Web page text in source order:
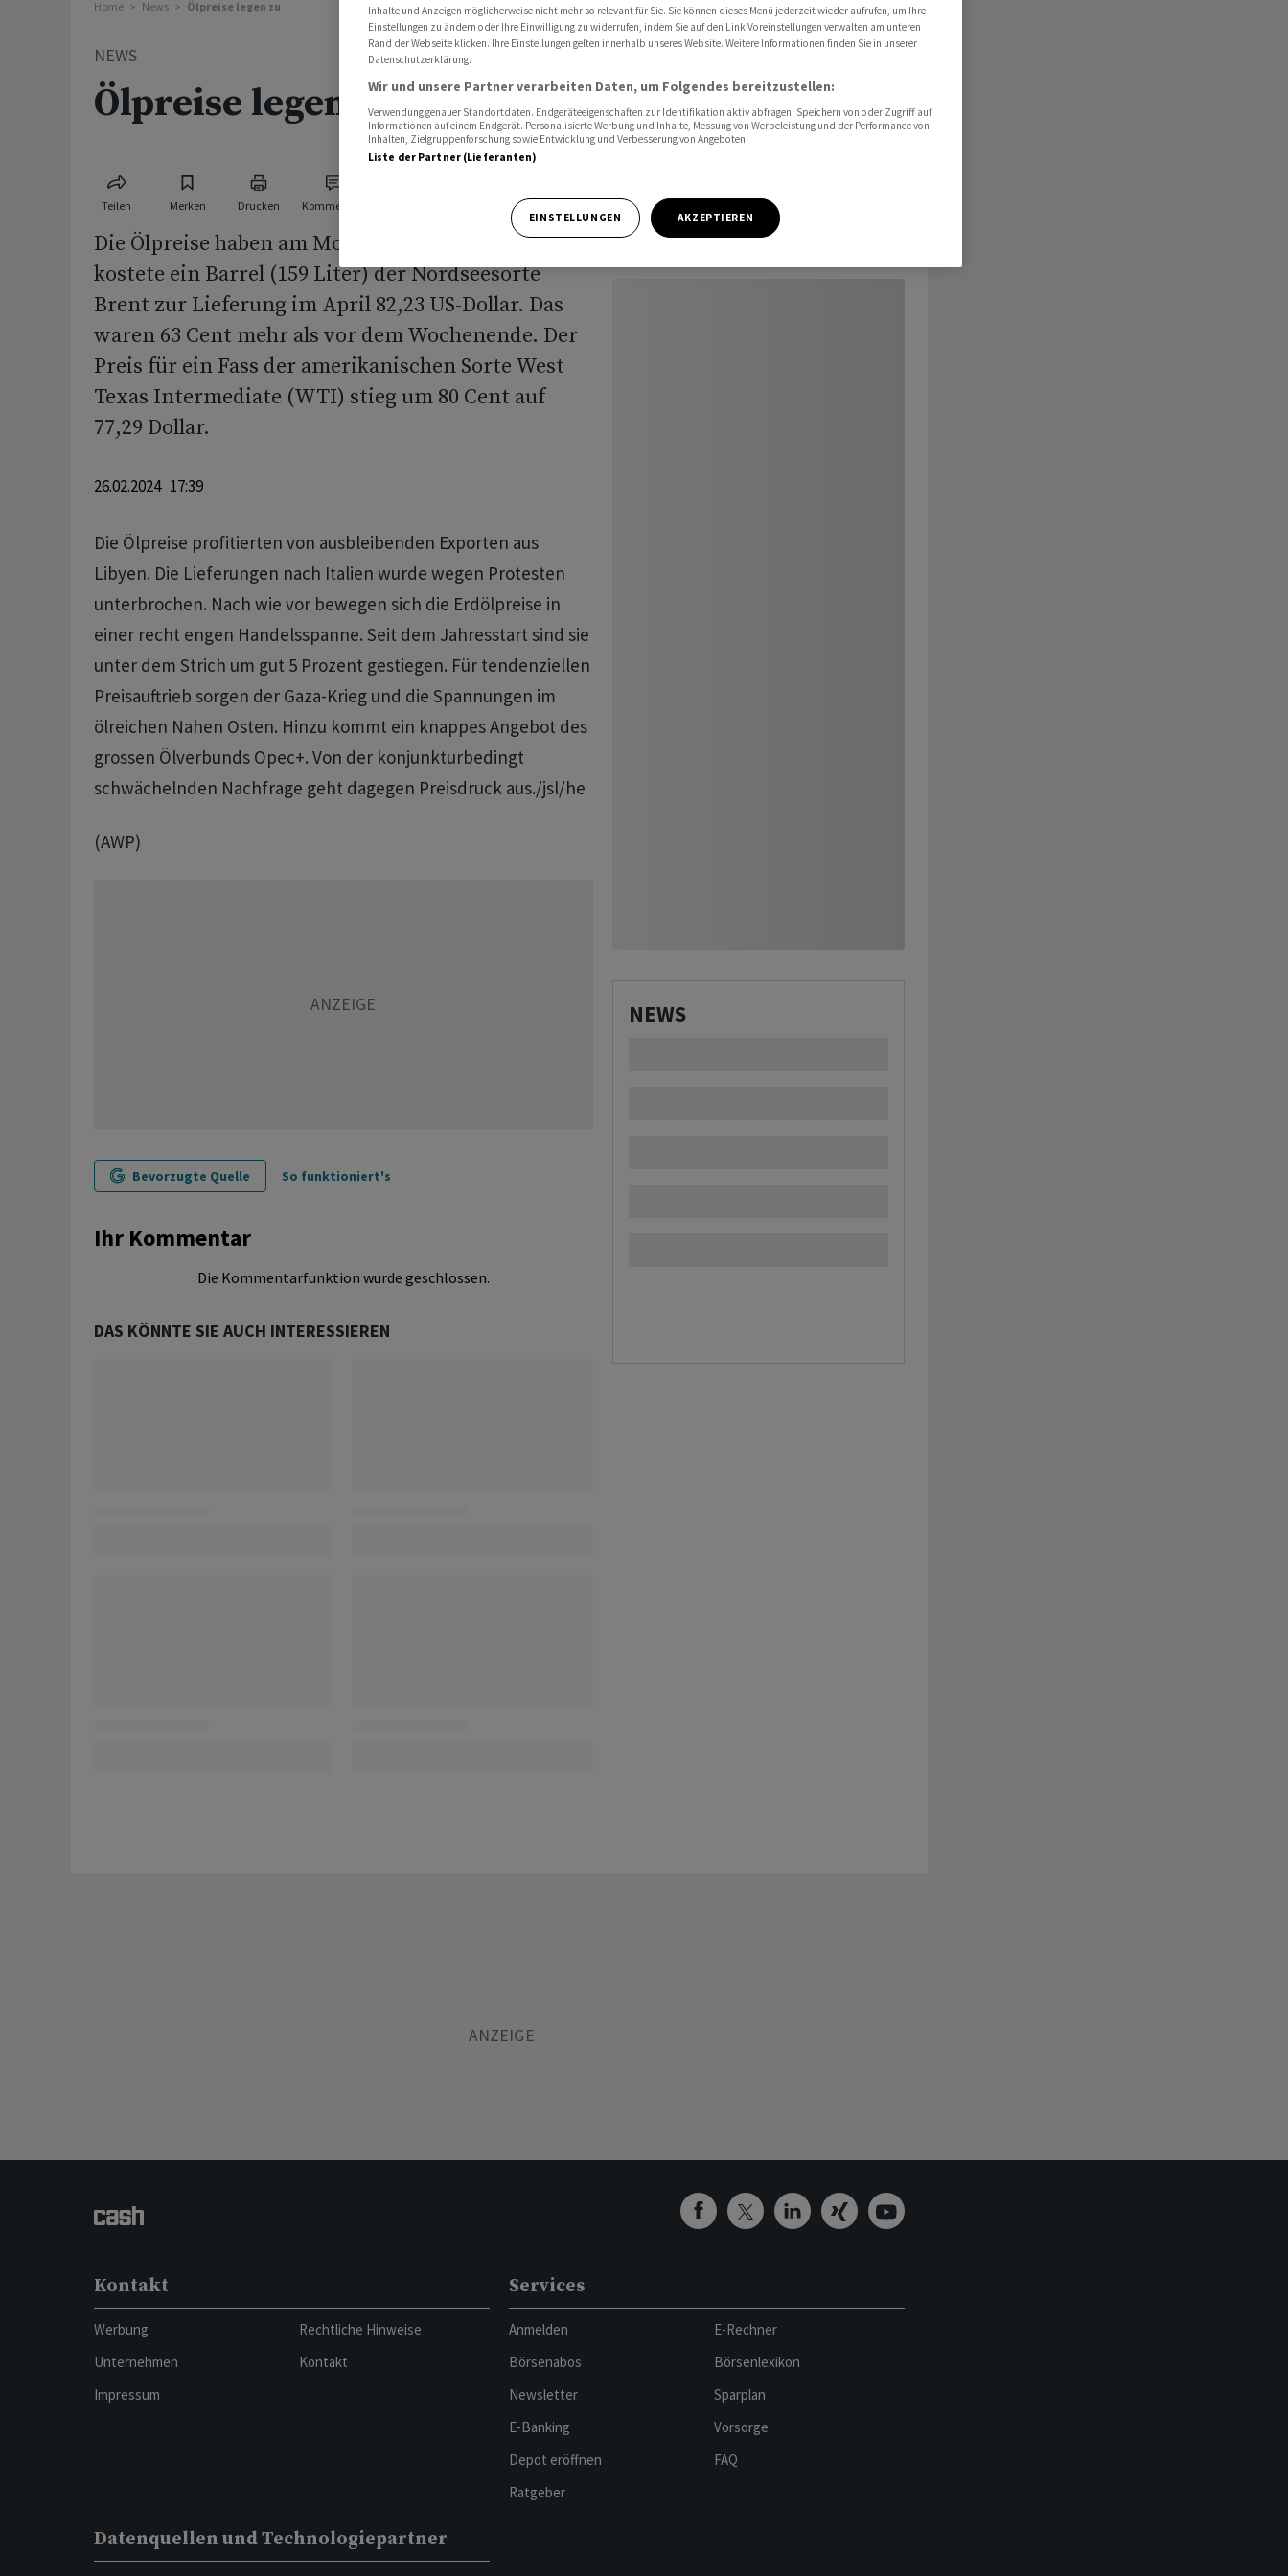
Home News Ölpreise legen zu
NEWS
Ölpreise legen zu
Teilen Merken Drucken Kommentare
Die Ölpreise haben am Montag zugelegt. Zuletzt
kostete ein Barrel (159 Liter) der Nordseesorte
Brent zur Lieferung im April 82,23 US-Dollar. Das
waren 63 Cent mehr als vor dem Wochenende. Der
Preis für ein Fass der amerikanischen Sorte West
Texas Intermediate (WTI) stieg um 80 Cent auf
77,29 Dollar.
26.02.2024 17:39
Die Ölpreise profitierten von ausbleibenden Exporten aus
Libyen. Die Lieferungen nach Italien wurde wegen Protesten
unterbrochen. Nach wie vor bewegen sich die Erdölpreise in
einer recht engen Handelsspanne. Seit dem Jahresstart sind sie
unter dem Strich um gut 5 Prozent gestiegen. Für tendenziellen
Preisauftrieb sorgen der Gaza-Krieg und die Spannungen im
ölreichen Nahen Osten. Hinzu kommt ein knappes Angebot des
grossen Ölverbunds Opec+. Von der konjunkturbedingt
schwächelnden Nachfrage geht dagegen Preisdruck aus./jsl/he
(AWP)
Bevorzugte Quelle So funktioniert's
Ihr Kommentar
Die Kommentarfunktion wurde geschlossen.
DAS KÖNNTE SIE AUCH INTERESSIEREN
NEWS
Kontakt
Werbung
Unternehmen
Impressum
Rechtliche Hinweise
Kontakt
Services
Anmelden
Börsenabos
Newsletter
E-Banking
Depot eröffnen
Ratgeber
E-Rechner
Börsenlexikon
Sparplan
Vorsorge
FAQ
Datenquellen und Technologiepartner
Inhalte und Anzeigen möglicherweise nicht mehr so relevant für Sie. Sie können dieses Menü jederzeit wieder aufrufen, um Ihre
Einstellungen zu ändern oder Ihre Einwilligung zu widerrufen, indem Sie auf den Link Voreinstellungen verwalten am unteren
Rand der Webseite klicken. Ihre Einstellungen gelten innerhalb unseres Website. Weitere Informationen finden Sie in unserer
Datenschutzerklärung.
Wir und unsere Partner verarbeiten Daten, um Folgendes bereitzustellen:
Verwendung genauer Standortdaten. Endgeräteeigenschaften zur Identifikation aktiv abfragen. Speichern von oder Zugriff auf
Informationen auf einem Endgerät. Personalisierte Werbung und Inhalte, Messung von Werbeleistung und der Performance von
Inhalten, Zielgruppenforschung sowie Entwicklung und Verbesserung von Angeboten.
Liste der Partner (Lieferanten)
EINSTELLUNGEN AKZEPTIEREN